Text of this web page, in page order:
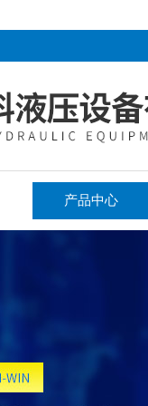
产品中心